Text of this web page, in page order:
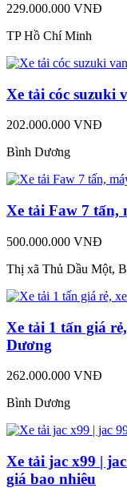
229.000.000 VNĐ
TP Hồ Chí Minh
Xe tải cóc suzuki
202.000.000 VNĐ
Bình Dương
Xe tải Faw 7 tấn,
500.000.000 VNĐ
Thị xã Thủ Dầu Một,
Xe tải 1 tấn giá
Dương
262.000.000 VNĐ
Bình Dương
Xe tải jac x99 |
giá bao nhiêu